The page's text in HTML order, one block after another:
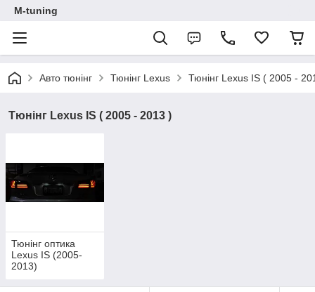
M-tuning
Авто тюнінг Тюнінг Lexus Тюнінг Lexus IS ( 2005 -
Тюнінг Lexus IS ( 2005 - 2013 )
Тюнінг оптика
Lexus IS (2005-
2013)